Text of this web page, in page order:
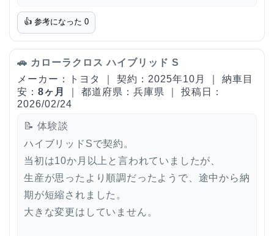
👍 参考になった 0
🚗 カローラクロス ハイブリッド S
メーカー：トヨタ ｜ 契約：2025年10月 ｜ 納車目
安： 8ヶ月
｜ 都道府県：兵庫県 ｜ 投稿日：
2026/02/24
📝 体験談
ハイブリッドSで契約。
当初は10か月以上と言われていましたが、
生産が思ったより順調だったようで、途中から納
期が短縮されました。
大きな変更はしていません。